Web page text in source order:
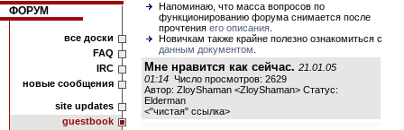
ФОРУМ
все доски
FAQ
IRC
новые сообщения
site updates
guestbook
Напоминаю, что масса вопросов по
функционированию форума снимается после
прочтения его описания
Новичкам также крайне полезно ознакомиться с
данным документом
Мне нравится как сейчас. 21.01.05
01:14 Число просмотров: 2629
Автор: ZloyShaman <ZloyShaman> Статус:
Elderman
<"чистая" ссылка>